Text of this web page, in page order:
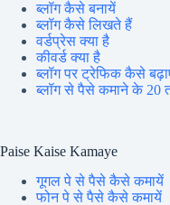
ब्लॉग कैसे बनायें
ब्लॉग कैसे लिखते हैं
वर्डप्रेस क्या है
कीवर्ड क्या है
ब्लॉग पर ट्रेफिक कैसे
ब्लॉग से पैसे कमाने के 20
Paise Kaise Kamaye
गूगल पे से पैसे कैसे कमायें
फोन पे से पैसे कैसे कमायें